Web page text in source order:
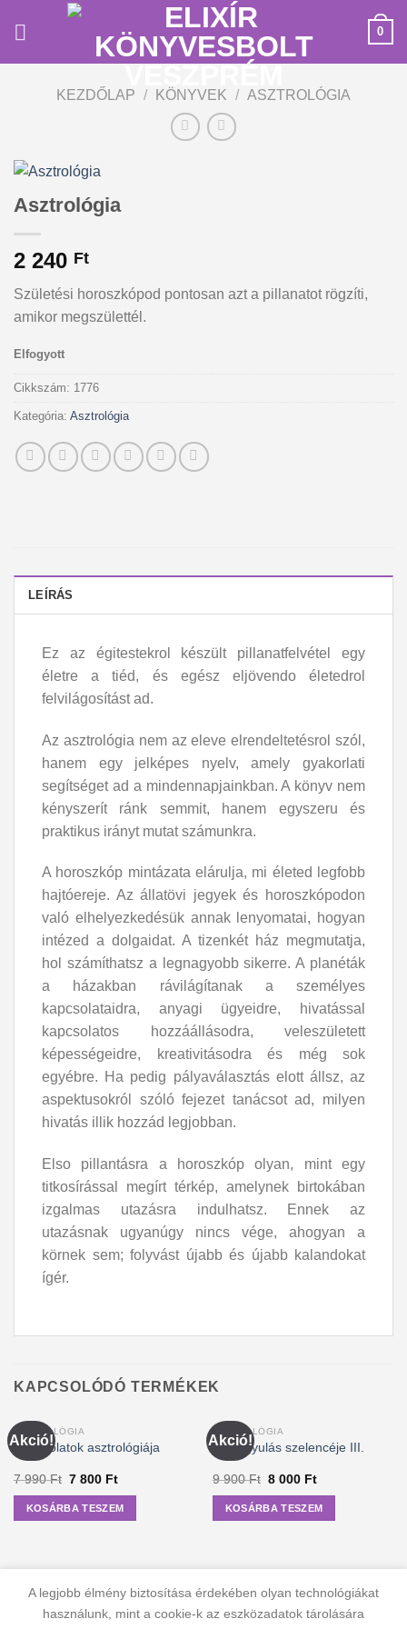
0
KEZDŐLAP / KÖNYVEK / ASZTROLÓGIA
Asztrológia
2 240 Ft
Születési horoszkópod pontosan azt a pillanatot rögzíti,
amikor megszülettél.
Elfogyott
Cikkszám: 1776
Kategória: Asztrológia
LEÍRÁS
Ez az égitestekrol készült pillanatfelvétel egy
életre a tiéd, és egész eljövendo életedrol
felvilágosítást ad.
Az asztrológia nem az eleve elrendeltetésrol szól,
hanem egy jelképes nyelv, amely gyakorlati
segítséget ad a mindennapjainkban. A könyv nem
kényszerít ránk semmit, hanem egyszeru és
praktikus irányt mutat számunkra.
A horoszkóp mintázata elárulja, mi életed legfobb
hajtóereje. Az állatövi jegyek és horoszkópodon
való elhelyezkedésük annak lenyomatai, hogyan
intézed a dolgaidat. A tizenkét ház megmutatja,
hol számíthatsz a legnagyobb sikerre. A planéták
a házakban rávilágítanak a személyes
kapcsolataidra, anyagi ügyeidre, hivatással
kapcsolatos hozzáállásodra, veleszületett
képességeidre, kreativitásodra és még sok
egyébre. Ha pedig pályaválasztás elott állsz, az
aspektusokról szóló fejezet tanácsot ad, milyen
hivatás illik hozzád legjobban.
Elso pillantásra a horoszkóp olyan, mint egy
titkosírással megírt térkép, amelynek birtokában
izgalmas utazásra indulhatsz. Ennek az
utazásnak ugyanúgy nincs vége, ahogyan a
körnek sem; folyvást újabb és újabb kalandokat
ígér.
KAPCSOLÓDÓ TERMÉKEK
Akció!
ASZTROLÓGIA
Kapcsolatok asztrológiája
7 990Ft Original
was:
7
990 Ft.
7 800 FtCurrent
is:
7
800 Ft.
KOSÁRBA TESZEM
Akció!
ASZTROLÓGIA
A gyógyulás szelencéje III.
9 900Ft Original
was:
9
900 Ft.
8 000 FtCurrent
is:
8
000 Ft.
KOSÁRBA TESZEM
A legjobb élmény biztosítása érdekében olyan technológiákat
használunk, mint a cookie-k az eszközadatok tárolására